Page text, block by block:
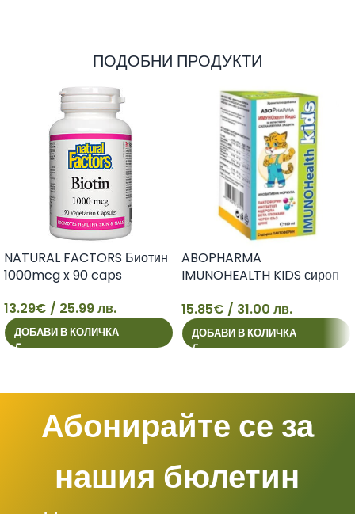
ПОДОБНИ ПРОДУКТИ
13
NATURAL FACTORS Биотин
1000mcg x 90 caps
13.29€ / 25.99 лв.
ДОБАВИ В КОЛИЧКА
15
ABOPHARMA
IMUNOHEALTH KIDS сироп
100ml
15.85€ / 31.00 лв.
ДОБАВИ В КОЛИЧКА
Абонирайте се за
нашия бюлетин